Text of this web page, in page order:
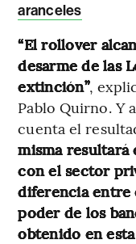
aranceles
“El rollover
desarme de las
extinción”,
Pablo Quirno. Y
cuenta el
misma resultará
con el sector
diferencia entre
poder de los
obtenido en